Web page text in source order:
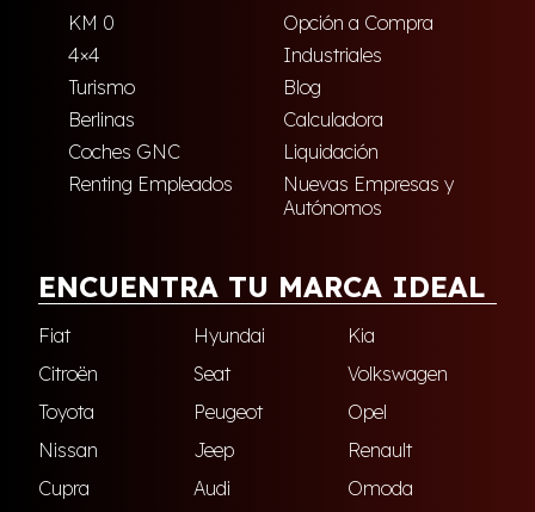
KM 0
Opción a Compra
4×4
Industriales
Turismo
Blog
Berlinas
Calculadora
Coches GNC
Liquidación
Renting Empleados
Nuevas Empresas y
Autónomos
ENCUENTRA TU MARCA IDEAL
Fiat Hyundai
Kia
Citroën
Seat
Volkswagen
Toyota
Peugeot
Opel
Nissan
Jeep
Renault
Cupra
Audi
Omoda